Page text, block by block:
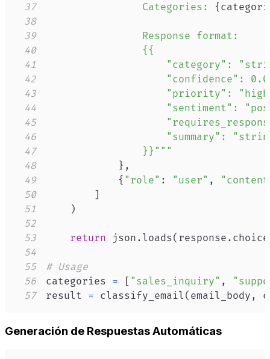
37
                Categories:
{
38
39
40
41
42
43
44
45
46
47
                }}"""
48
} ,
49
{ "role" : "user" ,
50
]
51
)
52
53
return json . loads( response .
54
55
# Usage
56
categories = [ "sales_inquiry" ,
57
result = classify_email ( email_body ,
Generación de Respuestas Automáticas